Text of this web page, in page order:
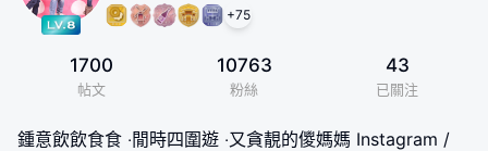
+75
1700
帖文
10763
粉絲
43
已關注
鍾意飲飲食食 ‧閒時四圍遊 ‧又貪靚的儍媽媽 Instagram /